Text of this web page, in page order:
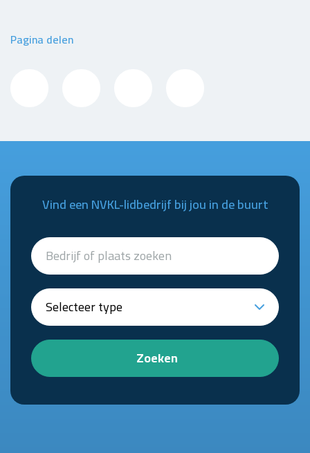
Pagina delen
Vind een NVKL-lidbedrijf bij jou in de buurt
Zoeken